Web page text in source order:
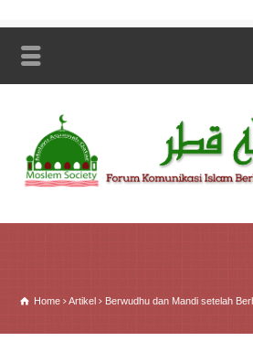
Home Artikel Berwudhu dan Mandi setelah